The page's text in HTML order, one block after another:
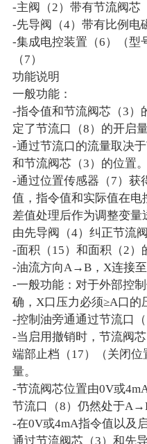
-主阀（2）带有节流阀芯
-先导阀（4）带有比例电
-集成电控装置（6）（型
（7）
功能说明
一般功能：
-指令值和节流阀芯（3）
定了节流口（8）的开启量
-通过节流口的流量取决
和节流阀芯（3）的位置。
-通过位置传感器（7）获
值，指令值和实际值在电
差值处理后作为调整变量
由先导阀（4）纠正节流
-面积（15）和面积（2）
-油流方向A→B，X连接至
-一般功能：对于外部控
确，X口压力必须≥A口的
-控制油旁通通过节流口
-当启用撤销时，节流阀
端部止档（17）（关闭
量。
-节流阀芯位置由0V或
节流口（8）仍然处于
-在0V或4mA指令值以及
通过节流阀芯（3）和先